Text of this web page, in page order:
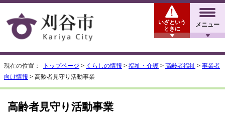
メニュー
いざという
ときに
現在の位置： トップページ > くらしの情報 > 福祉・介護 > 高齢者福祉 > 事業者
向け情報 > 高齢者見守り活動事業
高齢者見守り活動事業